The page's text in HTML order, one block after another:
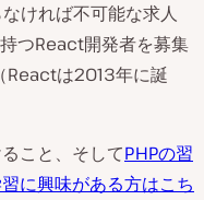
ければ不可能な求人
つReact開発者を募集
Reactは2013年に誕
こと、そしてPHPの習
に興味がある方はこち